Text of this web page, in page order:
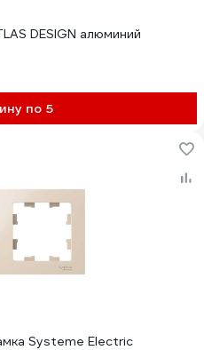
DESIGN алюминий
по 5
Systeme Electric